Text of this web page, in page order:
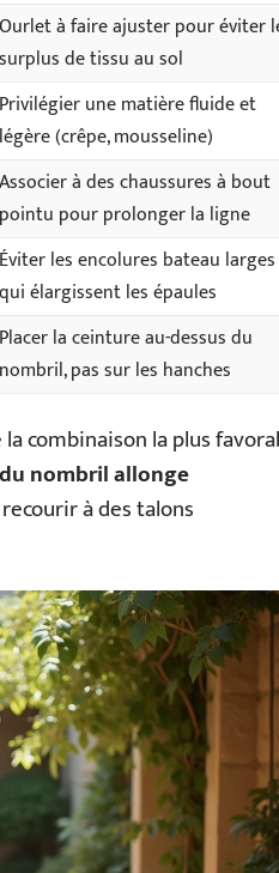
Ourlet à faire ajuster pour éviter
surplus de tissu au sol
Privilégier une matière fluide et
légère (crêpe, mousseline)
Associer à des chaussures à bout
pointu pour prolonger la ligne
Éviter les encolures bateau larges
qui élargissent les épaules
Placer la ceinture au-dessus du
nombril, pas sur les hanches
combinaison la plus
nombril allonge
à des talons